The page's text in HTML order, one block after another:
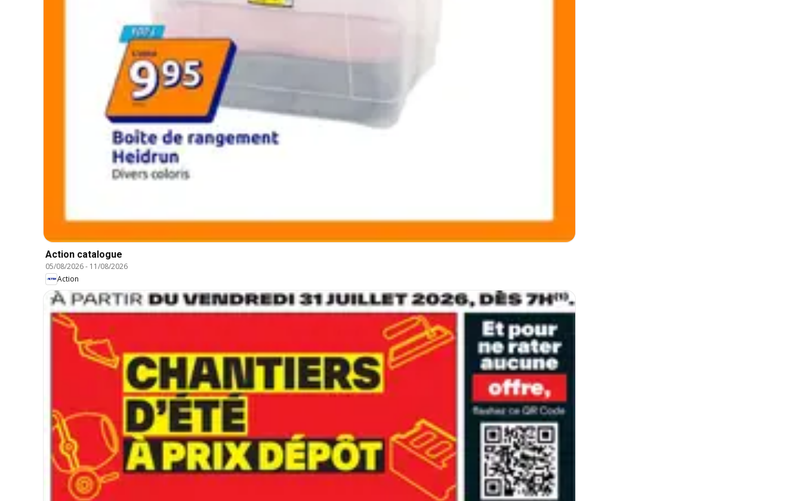
Action catalogue
05/08/2026- 11/08/2026
Action